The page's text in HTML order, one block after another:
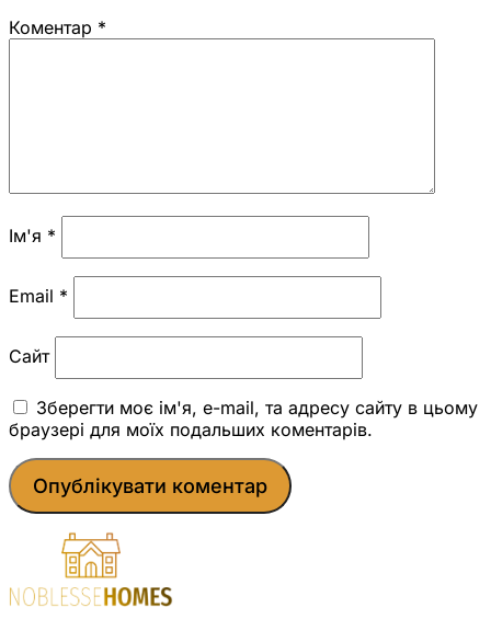
Коментар *
Ім'я *
Email *
Сайт
Зберегти моє ім'я, e-mail, та адресу сайту в цьому
браузері для моїх подальших коментарів.